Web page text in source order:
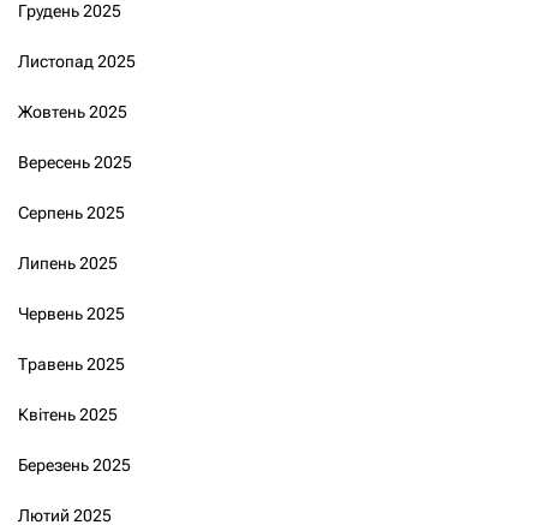
Грудень 2025
Листопад 2025
Жовтень 2025
Вересень 2025
Серпень 2025
Липень 2025
Червень 2025
Травень 2025
Квітень 2025
Березень 2025
Лютий 2025